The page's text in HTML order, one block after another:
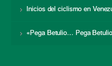
Inicios del ciclismo en
«Pega Betulio… Pega